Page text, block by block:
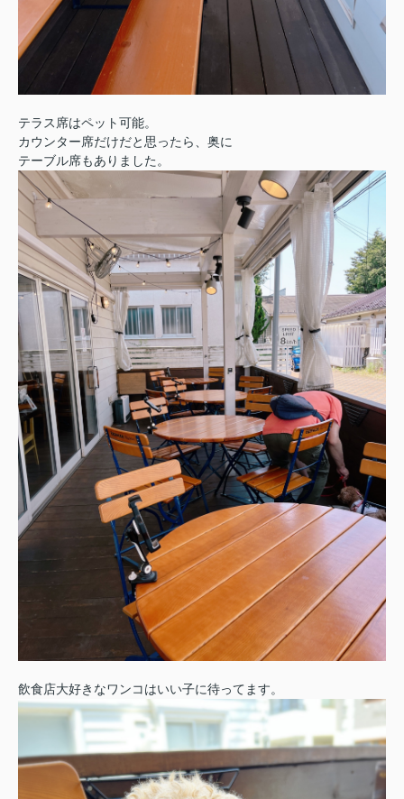
テラス席はペット可能。
カウンター席だけだと思ったら、奥に
テーブル席もありました。
飲食店大好きなワンコはいい子に待ってます。